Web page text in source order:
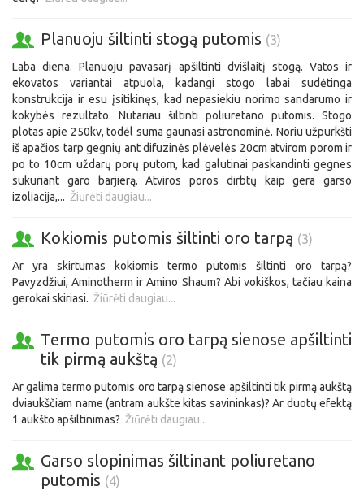
Planuoju šiltinti stogą putomis (3)
Laba diena. Planuoju pavasarį apšiltinti dvišlaitį stogą. Vatos ir
ekovatos variantai atpuola, kadangi stogo labai sudėtinga
konstrukcija ir esu įsitikinęs, kad nepasiekiu norimo sandarumo ir
kokybės rezultato. Nutariau šiltinti poliuretano putomis. Stogo
plotas apie 250kv, todėl suma gaunasi astronominė. Noriu užpurkšti
iš apačios tarp gegnių ant difuzinės plėvelės 20cm atvirom porom ir
po to 10cm uždarų porų putom, kad galutinai paskandinti gegnes
sukuriant garo barjierą. Atviros poros dirbtų kaip gera garso
izoliacija,... Žiūrėti daugiau...
Kokiomis putomis šiltinti oro tarpą (3)
Ar yra skirtumas kokiomis termo putomis šiltinti oro tarpą?
Pavyzdžiui, Aminotherm ir Amino Shaum? Abi vokiškos, tačiau kaina
gerokai skiriasi. Žiūrėti daugiau...
Termo putomis oro tarpą sienose apšiltinti
tik pirmą aukštą (2)
Ar galima termo putomis oro tarpą sienose apšiltinti tik pirmą aukštą
dviaukščiam name (antram aukšte kitas savininkas)? Ar duotų efektą
1 aukšto apšiltinimas? Žiūrėti daugiau...
Garso slopinimas šiltinant poliuretano
putomis (4)